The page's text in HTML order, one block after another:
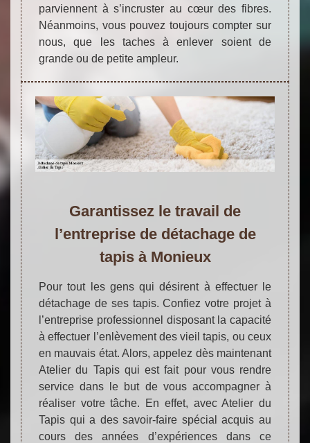
parviennent à s’incruster au cœur des fibres.
Néanmoins, vous pouvez toujours compter sur
nous, que les taches à enlever soient de
grande ou de petite ampleur.
Garantissez le travail de
l’entreprise de détachage de
tapis à Monieux
Pour tout les gens qui désirent à effectuer le
détachage de ses tapis. Confiez votre projet à
l’entreprise professionnel disposant la capacité
à effectuer l’enlèvement des vieil tapis, ou ceux
en mauvais état. Alors, appelez dès maintenant
Atelier du Tapis qui est fait pour vous rendre
service dans le but de vous accompagner à
réaliser votre tâche. En effet, avec Atelier du
Tapis qui a des savoir-faire spécial acquis au
cours des années d’expériences dans ce